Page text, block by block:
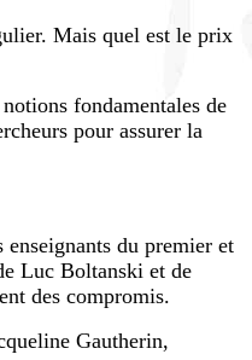
Mais quel est le prix
fondamentales de
pour assurer la
du premier et
Luc Boltanski et de
des compromis.
Gautherin,